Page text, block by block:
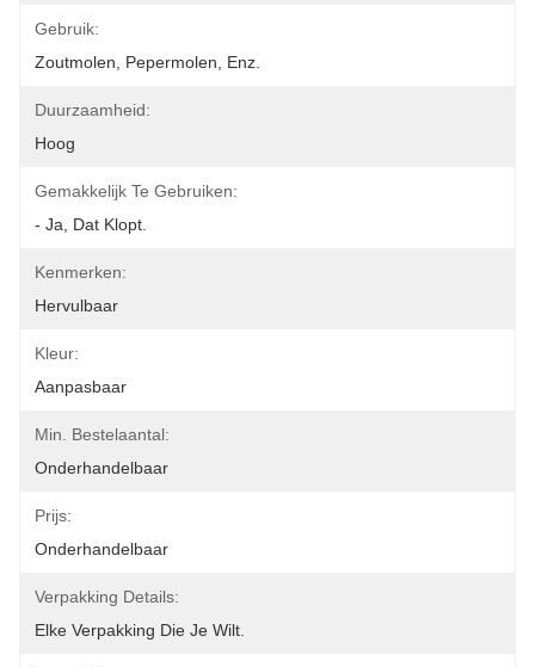
Gebruik:
Zoutmolen, Pepermolen, Enz.
Duurzaamheid:
Hoog
Gemakkelijk Te Gebruiken:
- Ja, Dat Klopt.
Kenmerken:
Hervulbaar
Kleur:
Aanpasbaar
Min. Bestelaantal:
Onderhandelbaar
Prijs:
Onderhandelbaar
Verpakking Details:
Elke Verpakking Die Je Wilt.